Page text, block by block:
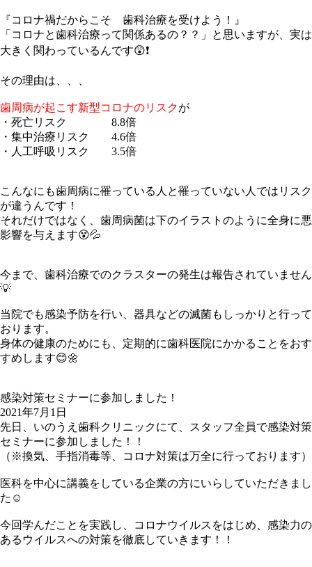
『コロナ禍だからこそ 歯科治療を受けよう！』
「コロナと歯科治療って関係あるの？？」と思いますが、実は
大きく関わっているんです😲❗️
その理由は、、、
歯周病が起こす新型コロナのリスクが
・死亡リスク 8.8倍
・集中治療リスク 4.6倍
・人工呼吸リスク 3.5倍
こんなにも歯周病に罹っている人と罹っていない人ではリスク
が違うんです！
それだけではなく、歯周病菌は下のイラストのように全身に悪
影響を与えます😵💦
今まで、歯科治療でのクラスターの発生は報告されていません
💡
当院でも感染予防を行い、器具などの滅菌もしっかりと行って
おります。
身体の健康のためにも、定期的に歯科医院にかかることをおす
すめします😊🌼
感染対策セミナーに参加しました！
2021年7月1日
先日、いのうえ歯科クリニックにて、スタッフ全員で感染対策
セミナーに参加しました！！
（※換気、手指消毒等、コロナ対策は万全に行っております）
医科を中心に講義をしている企業の方にいらしていただきまし
た☺️
今回学んだことを実践し、コロナウイルスをはじめ、感染力の
あるウイルスへの対策を徹底していきます！！